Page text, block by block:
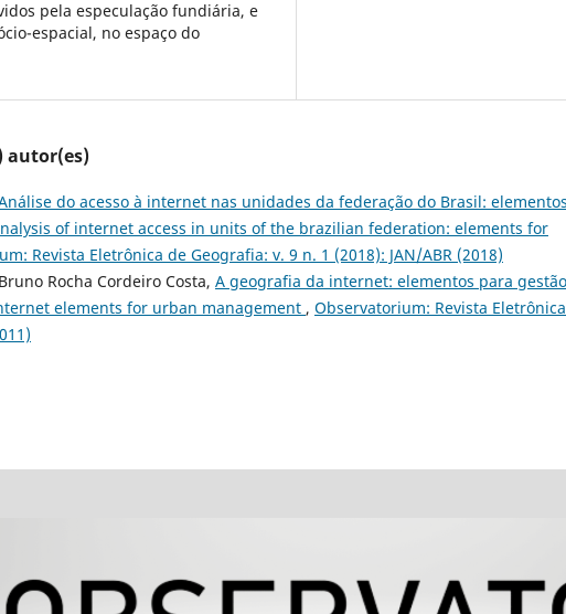
pela especulação fundiária, e
espacial, no espaço do
autor(es)
do acesso à internet nas unidades da federação do Brasil: elementos
of internet access in units of the brazilian federation: elements for
Revista Eletrônica de Geografia: v. 9 n. 1 (2018): JAN/ABR (2018)
Rocha Cordeiro Costa, A geografia da internet: elementos para gestão
elements for urban management , Observatorium: Revista